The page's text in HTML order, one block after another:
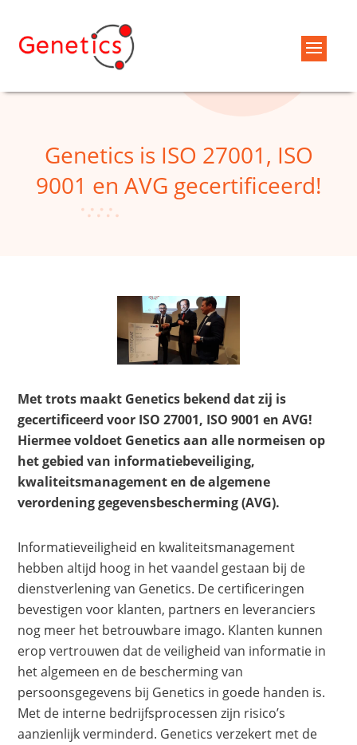
Genetics is ISO 27001, ISO
9001 en AVG gecertificeerd!
Met trots maakt Genetics bekend dat zij is
gecertificeerd voor ISO 27001, ISO 9001 en AVG!
Hiermee voldoet Genetics aan alle normeisen op
het gebied van informatiebeveiliging,
kwaliteitsmanagement en de algemene
verordening gegevensbescherming (AVG).
Informatieveiligheid en kwaliteitsmanagement
hebben altijd hoog in het vaandel gestaan bij de
dienstverlening van Genetics. De certificeringen
bevestigen voor klanten, partners en leveranciers
nog meer het betrouwbare imago. Klanten kunnen
erop vertrouwen dat de veiligheid van informatie in
het algemeen en de bescherming van
persoonsgegevens bij Genetics in goede handen is.
Met de interne bedrijfsprocessen zijn risico’s
aanzienlijk verminderd. Genetics verzekert met de